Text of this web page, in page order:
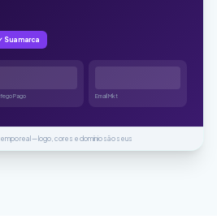
Sua marca
Pago Email Mkt
real — logo, cores e domínio são seus